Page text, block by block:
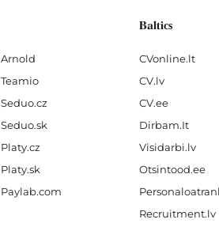
Arnold
Teamio
Seduo.cz
Seduo.sk
Platy.cz
Platy.sk
Paylab.com
Baltics
CVonline.lt
CV.lv
CV.ee
Dirbam.It
Visidarbi.lv
Otsintood.ee
Recruitment.lv